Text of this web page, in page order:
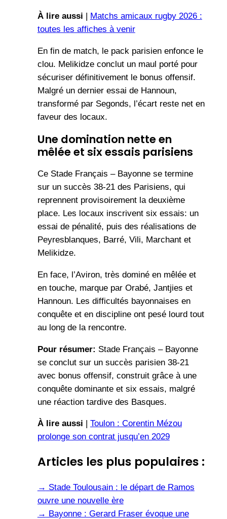
À lire aussi
Matchs amicaux rugby 2026 :
toutes les affiches à venir
En fin de match, le pack parisien enfonce le
clou. Melikidze conclut un maul porté pour
sécuriser définitivement le bonus offensif.
Malgré un dernier essai de Hannoun,
transformé par Segonds, l’écart reste net en
faveur des locaux.
Une domination nette en
mêlée et six essais parisiens
Ce Stade Français – Bayonne se termine
sur un succès 38-21 des Parisiens, qui
reprennent provisoirement la deuxième
place. Les locaux inscrivent six essais: un
essai de pénalité, puis des réalisations de
Peyresblanques, Barré, Vili, Marchant et
Melikidze.
En face, l’Aviron, très dominé en mêlée et
en touche, marque par Orabé, Jantjies et
Hannoun. Les difficultés bayonnaises en
conquête et en discipline ont pesé lourd tout
au long de la rencontre.
Pour résumer: Stade Français – Bayonne
se conclut sur un succès parisien 38-21
avec bonus offensif, construit grâce à une
conquête dominante et six essais, malgré
une réaction tardive des Basques.
À lire aussi
Toulon : Corentin Mézou
prolonge son contrat jusqu’en 2029
Articles les plus populaires :
→ Stade Toulousain : le départ de Ramos
ouvre une nouvelle ère
→ Bayonne : Gerard Fraser évoque une